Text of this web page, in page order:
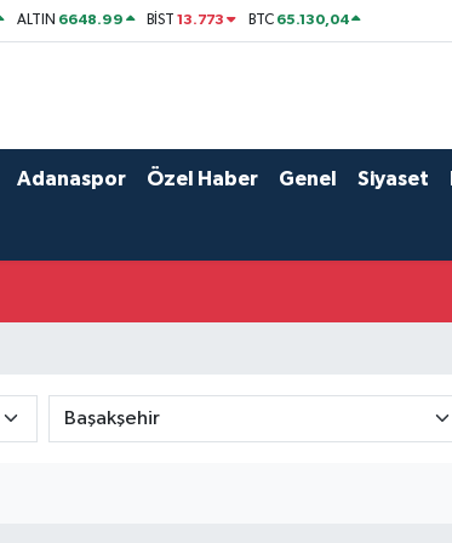
ALTIN 6648.99 BİST13.773 BTC 65.130,04
Adanaspor Özel Haber Genel Siyaset